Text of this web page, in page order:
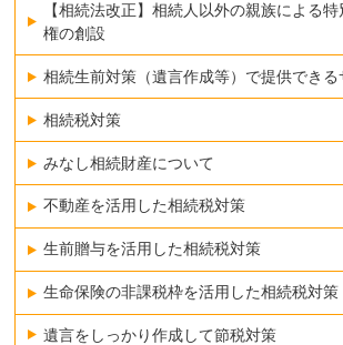
【相続法改正】相続人以外の親族による
権の創設
相続生前対策（遺言作成等）で提供できる
相続税対策
みなし相続財産について
不動産を活用した相続税対策
生前贈与を活用した相続税対策
生命保険の非課税枠を活用した相続税対策
遺言をしっかり作成して節税対策